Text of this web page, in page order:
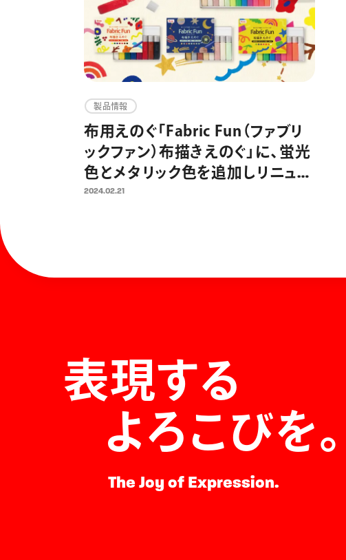
製品情報
布用えのぐ「Fabric Fun（ファブリ
ックファン）布描きえのぐ」に、蛍光
色とメタリック色を追加しリニュー
アル新発売 オリジナルグッズ制
2024.02.21
表現する
よろこびを。
The Joy of Expression.